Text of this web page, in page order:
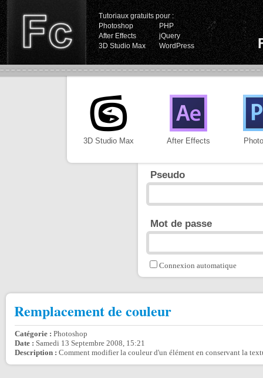
Tutoriaux gratuits pour :
Photoshop
PHP
After Effects
jQuery
3D Studio Max
WordPress
3D Studio Max After Effects
Pseudo
Mot de passe
Connexion automatique
Remplacement de couleur
Catégorie : Photoshop
Date : Samedi 13 Septembre 2008, 15:21
Description : Comment modifier la couleur d'un élément en conservant la